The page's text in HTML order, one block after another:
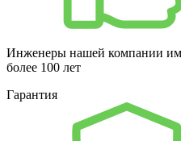
Инженеры нашей компании
более 100 лет
Гарантия